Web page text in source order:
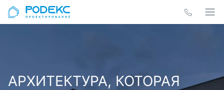
АРХИТЕКТУРА, КОТОРАЯ